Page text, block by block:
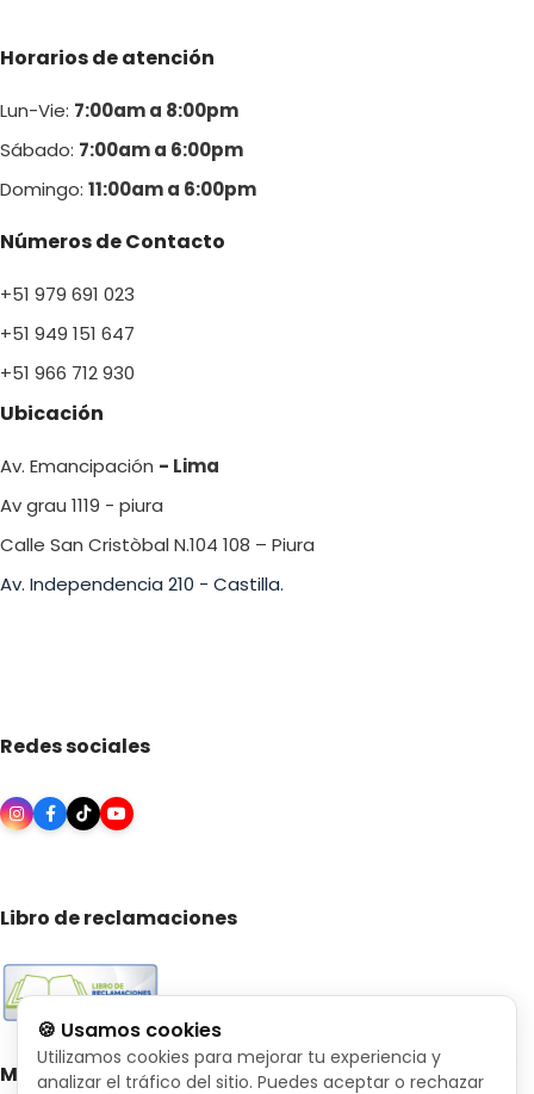
Horarios de atención
Lun-Vie: 7:00am a 8:00pm
Sábado: 7:00am a 6:00pm
Domingo: 11:00am a 6:00pm
Números de Contacto
+51 979 691 023
+51 949 151 647
+51 966 712 930
Ubicación
Av. Emancipación - Lima
Av grau 1119 - piura
Calle San Cristòbal N.104 108 – Piura
Av. Independencia 210 - Castilla.
Redes sociales
Libro de reclamaciones
Medios de pago
🍪 Usamos cookies
Utilizamos cookies para mejorar tu experiencia y
analizar el tráfico del sitio. Puedes aceptar o rechazar